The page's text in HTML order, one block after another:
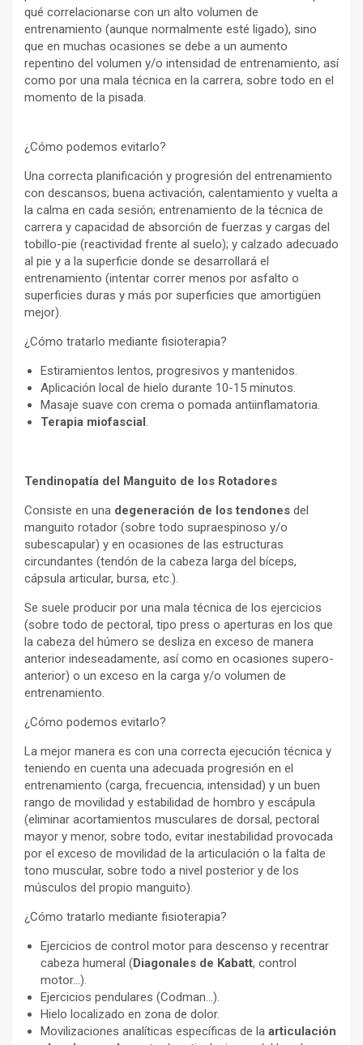
qué correlacionarse con un alto volumen de
entrenamiento (aunque normalmente esté ligado), sino
que en muchas ocasiones se debe a un aumento
repentino del volumen y/o intensidad de entrenamiento, así
como por una mala técnica en la carrera, sobre todo en el
momento de la pisada.
¿Cómo podemos evitarlo?
Una correcta planificación y progresión del entrenamiento
con descansos; buena activación, calentamiento y vuelta a
la calma en cada sesión; entrenamiento de la técnica de
carrera y capacidad de absorción de fuerzas y cargas del
tobillo-pie (reactividad frente al suelo); y calzado adecuado
al pie y a la superficie donde se desarrollará el
entrenamiento (intentar correr menos por asfalto o
superficies duras y más por superficies que amortigüen
mejor).
¿Cómo tratarlo mediante fisioterapia?
Estiramientos lentos, progresivos y mantenidos.
Aplicación local de hielo durante 10-15 minutos.
Masaje suave con crema o pomada antiinflamatoria.
Terapia miofascial.
Tendinopatía del Manguito de los Rotadores
Consiste en una degeneración de los tendones del
manguito rotador (sobre todo supraespinoso y/o
subescapular) y en ocasiones de las estructuras
circundantes (tendón de la cabeza larga del bíceps,
cápsula articular, bursa, etc.).
Se suele producir por una mala técnica de los ejercicios
(sobre todo de pectoral, tipo press o aperturas en los que
la cabeza del húmero se desliza en exceso de manera
anterior indeseadamente, así como en ocasiones supero-
anterior) o un exceso en la carga y/o volumen de
entrenamiento.
¿Cómo podemos evitarlo?
La mejor manera es con una correcta ejecución técnica y
teniendo en cuenta una adecuada progresión en el
entrenamiento (carga, frecuencia, intensidad) y un buen
rango de movilidad y estabilidad de hombro y escápula
(eliminar acortamientos musculares de dorsal, pectoral
mayor y menor, sobre todo, evitar inestabilidad provocada
por el exceso de movilidad de la articulación o la falta de
tono muscular, sobre todo a nivel posterior y de los
músculos del propio manguito).
¿Cómo tratarlo mediante fisioterapia?
Ejercicios de control motor para descenso y recentrar
cabeza humeral (Diagonales de Kabatt, control
motor…).
Ejercicios pendulares (Codman…).
Hielo localizado en zona de dolor.
Movilizaciones analíticas específicas de la articulación